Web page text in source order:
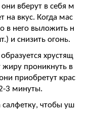
вберут в себя м
на вкус. Когда мас
в него выложить н
и снизить огонь.
хрустящ
жиру проникнуть в
приобретут крас
3 минуты.
чтобы уш